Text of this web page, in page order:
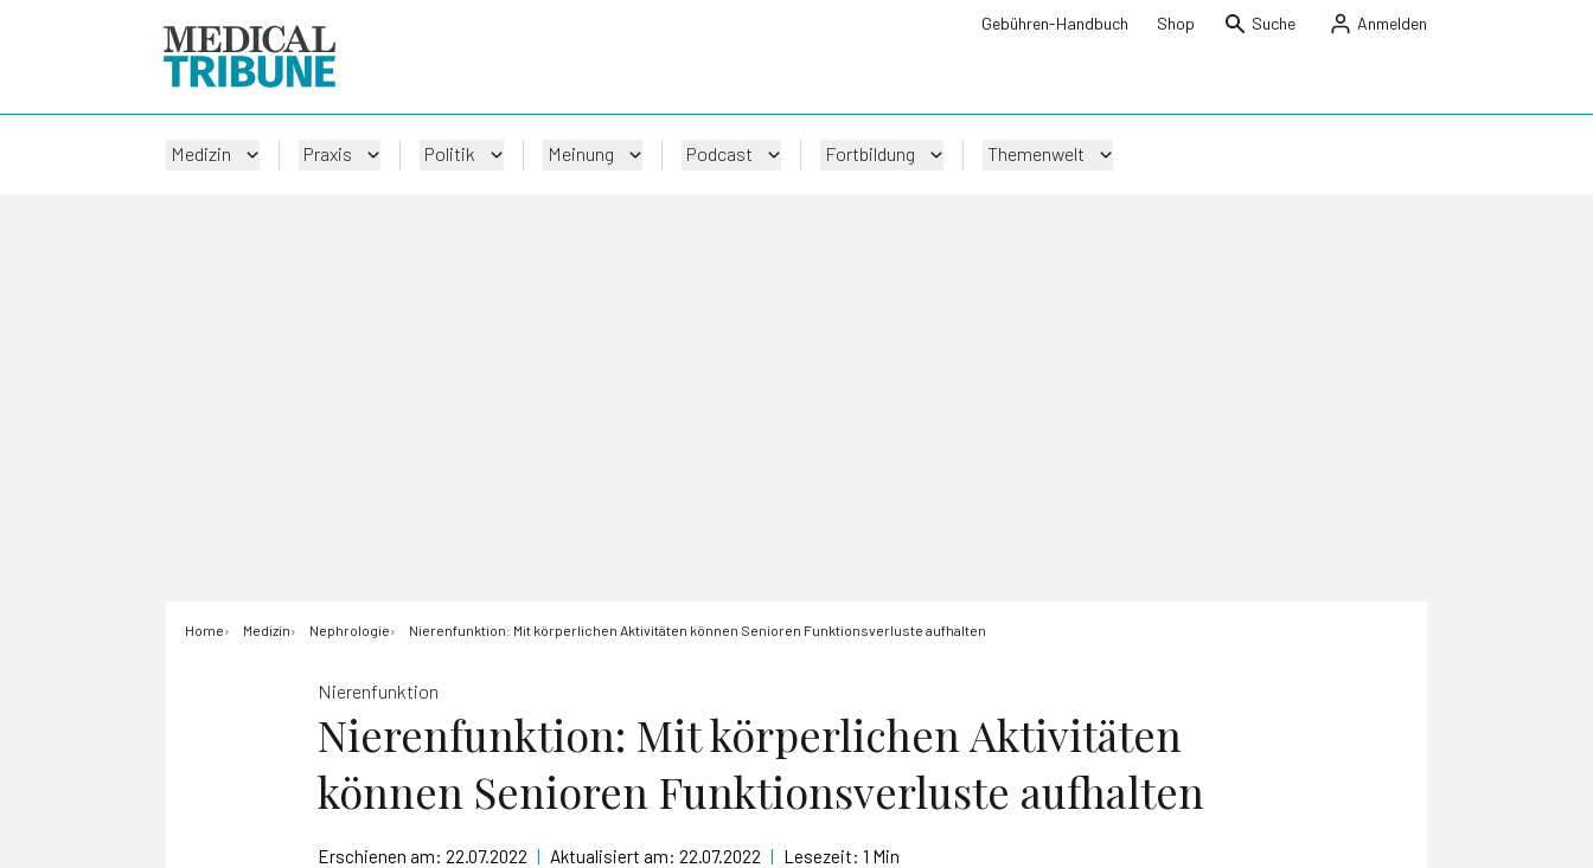
Gebühren-Handbuch Shop Suche Anmelden
Medizin Praxis Politik Meinung Podcast Fortbildung Themenwelt
Home Medizin Nephrologie Nierenfunktion: Mit körperlichen Aktivitäten können Senioren Funktionsverluste aufhalten
Nierenfunktion
Nierenfunktion: Mit körperlichen Aktivitäten
können Senioren Funktionsverluste aufhalten
Erschienen am: 22.07.2022 | Aktualisiert am: 22.07.2022 | Lesezeit: 1 Min